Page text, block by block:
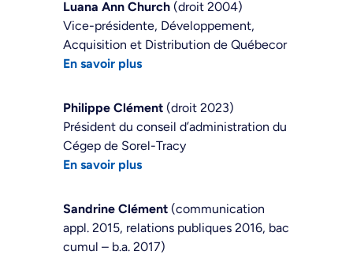
Luana Ann Church (droit 2004)
Vice-présidente, Développement,
Acquisition et Distribution de Québecor
En savoir plus
Philippe Clément (droit 2023)
Président du conseil d’administration du
Cégep de Sorel-Tracy
En savoir plus
Sandrine Clément (communication
appl. 2015, relations publiques 2016, bac
cumul – b.a. 2017)